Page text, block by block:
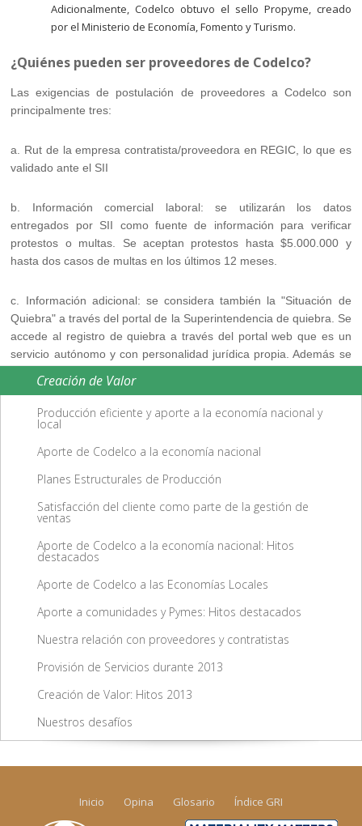
Creación de Valor
Producción eficiente y aporte a la economía nacional y
local
Aporte de Codelco a la economía nacional
Planes Estructurales de Producción
Satisfacción del cliente como parte de la gestión de
ventas
Aporte de Codelco a la economía nacional: Hitos
destacados
Aporte de Codelco a las Economías Locales
Aporte a comunidades y Pymes: Hitos destacados
Nuestra relación con proveedores y contratistas
Provisión de Servicios durante 2013
Creación de Valor: Hitos 2013
Nuestros desafíos
Adicionalmente, Codelco obtuvo el sello Propyme, creado
por el Ministerio de Economía, Fomento y Turismo.
¿Quiénes pueden ser proveedores de Codelco?
Las exigencias de postulación de proveedores a Codelco son
principalmente tres:
a. Rut de la empresa contratista/proveedora en REGIC, lo que es
validado ante el SII
b. Información comercial laboral: se utilizarán los datos
entregados por SII como fuente de información para verificar
protestos o multas. Se aceptan protestos hasta $5.000.000 y
hasta dos casos de multas en los últimos 12 meses.
c. Información adicional: se considera también la "Situación de
Quiebra" a través del portal de la Superintendencia de quiebra. Se
accede al registro de quiebra a través del portal web que es un
servicio autónomo y con personalidad jurídica propia. Además se
contratistas y proveedoras en el portal web del SII, y la situación
tributaria.
Inicio Opina Glosario Índice GRI